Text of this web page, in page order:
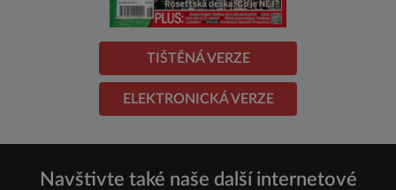
TIŠTĚNÁ VERZE
ELEKTRONICKÁ VERZE
Navštivte také naše další internetové